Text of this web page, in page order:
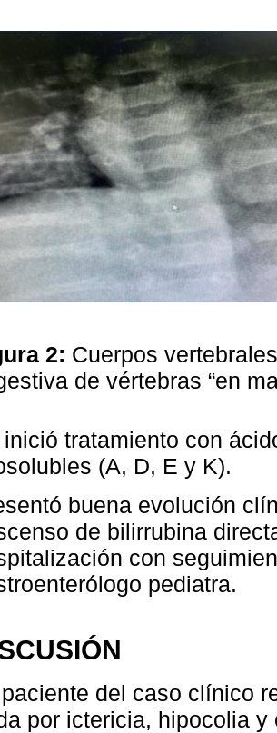
2: Cuerpos
de vértebras “en
inició tratamiento con
(A, D, E y K).
buena evolución
de bilirrubina
con
pediatra.
del caso clínico
por ictericia, hipocolia